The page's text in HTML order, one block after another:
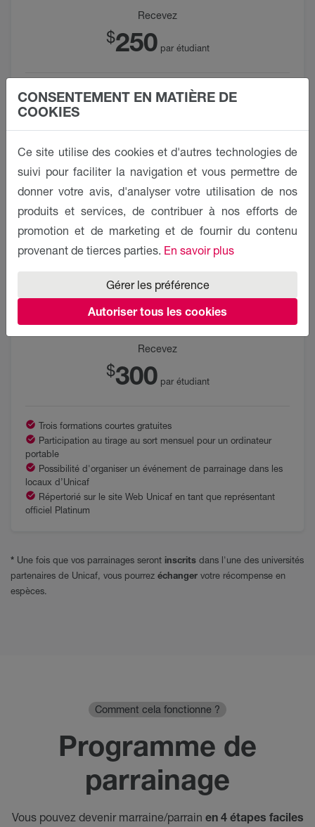
Recevez
$250 par étudiant
Deux formations courtes gratuites
Participation au tirage au sort mensuel pour un ordinateur
locaux d’ Unicaf
Platinum
Parrainez de 24+ étudiants
Recevez
$300 par étudiant
Trois formations courtes gratuites
Participation au tirage au sort mensuel pour un ordinateur
portable
Possibilité d'organiser un événement de parrainage dans les
locaux d’Unicaf
Répertorié sur le site Web Unicaf en tant que représentant
officiel Platinum
* Une fois que vos parrainages seront inscrits dans l'une des universités
partenaires de Unicaf, vous pourrez échanger votre récompense en
espèces.
Comment cela fonctionne ?
Programme de
parrainage
Vous pouvez devenir marraine/parrain en 4 étapes faciles
CONSENTEMENT EN MATIÈRE DE
COOKIES
Ce site utilise des cookies et d'autres technologies de
suivi pour faciliter la navigation et vous permettre de
donner votre avis, d'analyser votre utilisation de nos
produits et services, de contribuer à nos efforts de
promotion et de marketing et de fournir du contenu
provenant de tierces parties. En savoir plus
Gérer les préférence
Autoriser tous les cookies